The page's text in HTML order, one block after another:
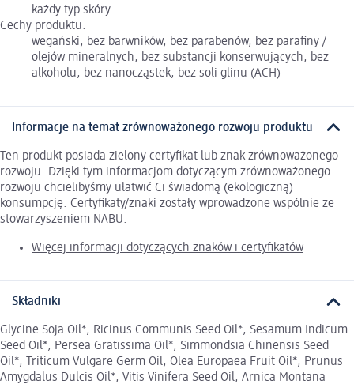
każdy typ skóry
Cechy produktu:
wegański, bez barwników, bez parabenów, bez parafiny /
olejów mineralnych, bez substancji konserwujących, bez
alkoholu, bez nanocząstek, bez soli glinu (ACH)
Informacje na temat zrównoważonego rozwoju produktu
Ten produkt posiada zielony certyfikat lub znak zrównoważonego
rozwoju. Dzięki tym informacjom dotyczącym zrównoważonego
rozwoju chcielibyśmy ułatwić Ci świadomą (ekologiczną)
konsumpcję. Certyfikaty/znaki zostały wprowadzone wspólnie ze
stowarzyszeniem NABU.
Więcej informacji dotyczących znaków i certyfikatów
Składniki
Glycine Soja Oil*, Ricinus Communis Seed Oil*, Sesamum Indicum
Seed Oil*, Persea Gratissima Oil*, Simmondsia Chinensis Seed
Oil*, Triticum Vulgare Germ Oil, Olea Europaea Fruit Oil*, Prunus
Amygdalus Dulcis Oil*, Vitis Vinifera Seed Oil, Arnica Montana